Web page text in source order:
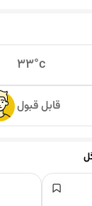
33°c
قابل قبول